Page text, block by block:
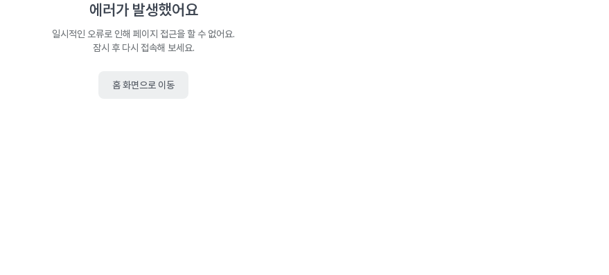
에러가 발생했어요
일시적인 오류로 인해 페이지 접근을 할 수 없어요.
잠시 후 다시 접속해 보세요.
홈 화면으로 이동